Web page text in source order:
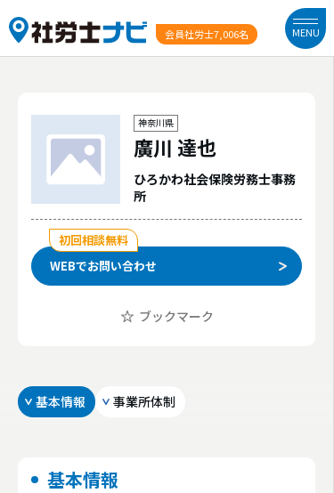
会員社労士7,006名 MENU
神奈川県
廣川 達也
ひろかわ社会保険労務士事務
所
初回相談無料
WEBでお問い合わせ
ブックマーク
基本情報 事業所体制
基本情報